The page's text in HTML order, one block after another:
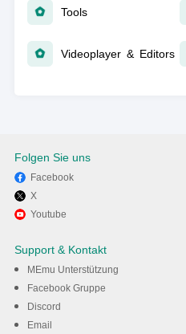
Tools
Videoplayer & Editors
Folgen Sie uns
Facebook
X
Youtube
Support & Kontakt
MEmu Unterstützung
Facebook Gruppe
Discord
Email